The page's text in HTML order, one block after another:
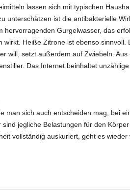
lassen sich mit typischen
unterschätzen ist die antibakterielle
hervorragenden Gurgelwasser, das
wirkt. Heiße Zitrone ist ebenso sinnvoll.
will, setzt außerdem auf Zwiebeln.
Das Internet beinhaltet unzählige
man sich auch entscheiden mag, bei
jegliche Belastungen für den
vollständig auskuriert, geht es